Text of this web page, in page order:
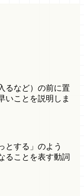
るなど）の前に置
いことを説明しま
とする」のよう
ることを表す動詞